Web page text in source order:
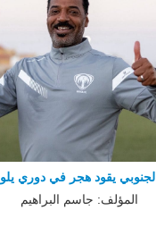
الجنوبي يقود هجر في دوري يلو
المؤلف: جاسم البراهيم